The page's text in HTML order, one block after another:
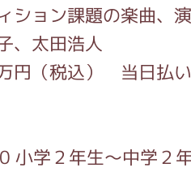
ション課題の楽曲、
、太田浩人
円（税込） 当日払い
小学２年生〜中学２
ーズ！